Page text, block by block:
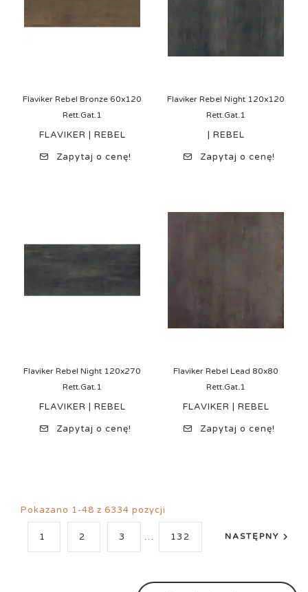
Flaviker Rebel Bronze 60x120
Rett.Gat.1
FLAVIKER | REBEL
Zapytaj o cenę!
Flaviker Rebel Night 120x120
Rett.Gat.1
| REBEL
Zapytaj o cenę!
Flaviker Rebel Night 120x270
Rett.Gat.1
FLAVIKER | REBEL
Zapytaj o cenę!
Flaviker Rebel Lead 80x80
Rett.Gat.1
FLAVIKER | REBEL
Zapytaj o cenę!
Pokazano 1-48 z 6334 pozycji
1 2 3 … 132 NASTĘPNY 